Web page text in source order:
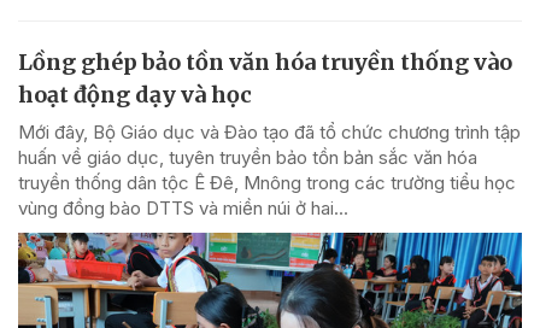
Lồng ghép bảo tồn văn hóa truyền thống vào
hoạt động dạy và học
Mới đây, Bộ Giáo dục và Đào tạo đã tổ chức chương trình tập
huấn về giáo dục, tuyên truyền bảo tồn bản sắc văn hóa
truyền thống dân tộc Ê Đê, Mnông trong các trường tiểu học
vùng đồng bào DTTS và miền núi ở hai...